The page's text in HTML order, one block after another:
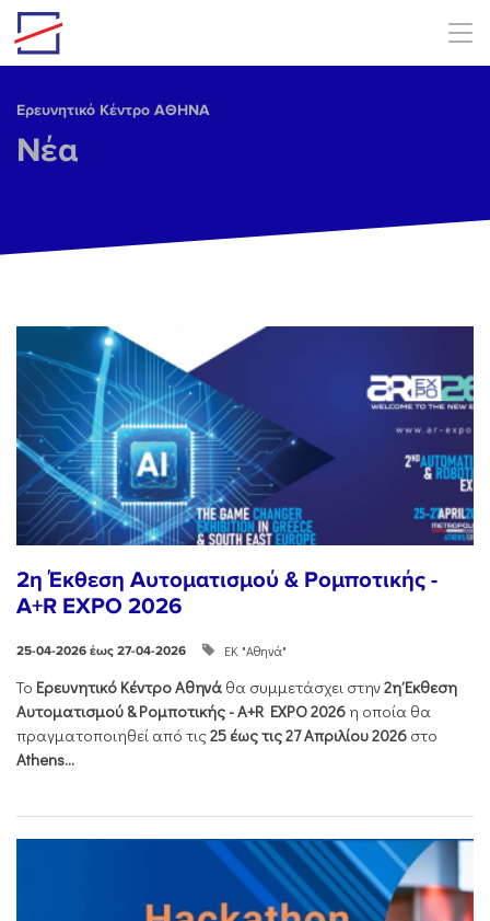
Skip to main content
Ερευνητικό Κέντρο ΑΘΗΝΑ
Νέα
2η Έκθεση Αυτοματισμού & Ρομποτικής -
A+R EXPO 2026
25-04-2026 έως 27-04-2026 ΕΚ "Αθηνά"
Το Ερευνητικό Κέντρο Αθηνά θα συμμετάσχει στην2η Έκθεση
Αυτοματισμού & Ρομποτικής - Α+R EXPO 2026 η οποία θα
πραγματοποιηθεί από τις25 έως τις 27 Απριλίου 2026 στο
Athens...